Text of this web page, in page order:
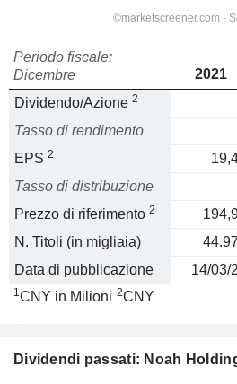
Periodo fiscale:
Dicembre
2021
Dividendo/Azione 2
Tasso di rendimento
EPS 2
Tasso di distribuzione
Prezzo di riferimento 2
N. Titoli (in migliaia)
Data di pubblicazione
14/03/
1CNY in Milioni 2CNY
Dividendi passati: Noah